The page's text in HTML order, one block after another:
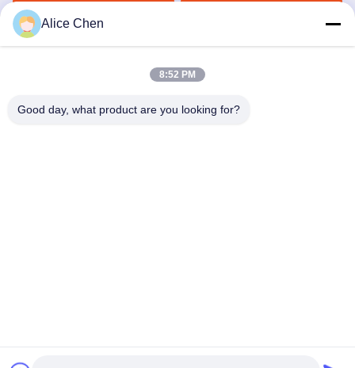
Jetzt Chatten
Copyright-© 2018-2026 Shenzhen Tunsing Plastic Products
Alice Chen
8:52 PM
Good day, what product are you looking for?